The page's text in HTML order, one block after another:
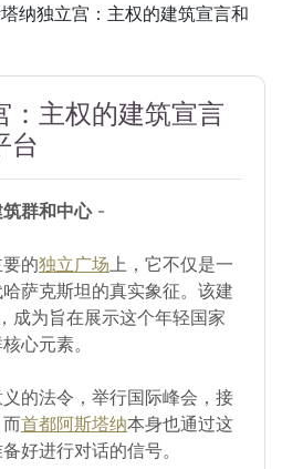
纳独立宫：主权的建筑宣言和
：主权的建筑宣言
台
群和中心-
的独立广场上，它不仅是一
萨克斯坦的真实象征。该建
成为旨在展示这个年轻国家
心元素。
的法令，举行国际峰会，接
首都阿斯塔纳本身也通过这
好进行对话的信号。